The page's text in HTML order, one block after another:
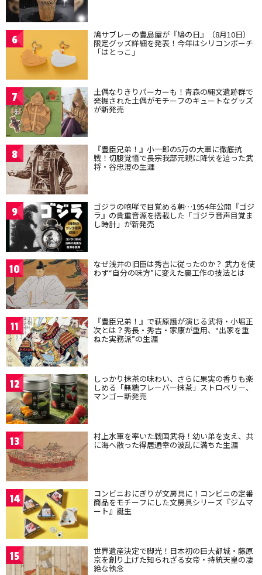
6 鳩サブレーの豊島屋が『鳩の日』（8月10日）
限定グッズ詳細を発表！今年はシリコンポーチ
「はとっこ」
7 土偶なりきりパーカーも！青森の縄文遺跡群で
発掘された土偶がモチーフのキュートなグッズ
が新発売
8 『豊臣兄弟！』小一郎の5万の大軍に徹底抗
戦！切腹覚悟で長宗我部元親に降伏を迫った武
将・谷忠澄の生涯
9 ゴジラの咆哮で目覚める朝…1954年公開『ゴジ
ラ』の貴重音源を搭載した「ゴジラ音声目覚ま
し時計」が新発売
10 なぜ浅井の旧臣は秀吉に従ったのか？ 武力を使
わず“自分の味方”に変えた裏工作の技法とは
11 『豊臣兄弟！』で萩原護が演じる武将・小堀正
次とは？秀長・秀吉・家康が重用、“出家を重
ねた実務派”の生涯
12 しっかり抹茶の味わい、さらに果実の香りも楽
しめる「無糖フレーバー抹茶」ストロベリー、
マンゴー新発売
13 村上水軍を率いた戦国武将！幼い弟を支え、共
に海へ散った得居通幸の波乱に満ちた生涯
14 コンビニおにぎりが文房具に！コンビニの定番
商品をモチーフにした文房具シリーズ『ジムマ
ート』誕生
15 世界遺産決定で脚光！日本初の巨大都城・藤原
京を創り上げた知られざる女帝・持統天皇の凄
絶な執念